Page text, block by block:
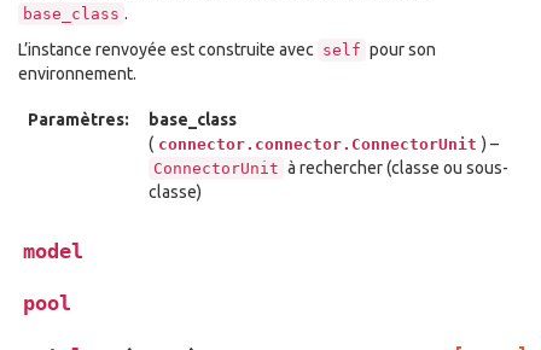
base_class .
L’instance renvoyée est construite avec self pour son
environnement.
Paramètres:
base_class
( connector.connector.ConnectorUnit ) –
ConnectorUnit à rechercher (classe ou sous-
classe)
model
pool